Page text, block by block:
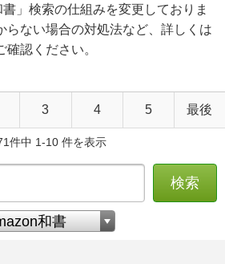
」検索の仕組みを変更しておりま
らない場合の対処法など、詳しくは
確認ください。
3 4 5 最後
件中 1-10 件を表示
検索